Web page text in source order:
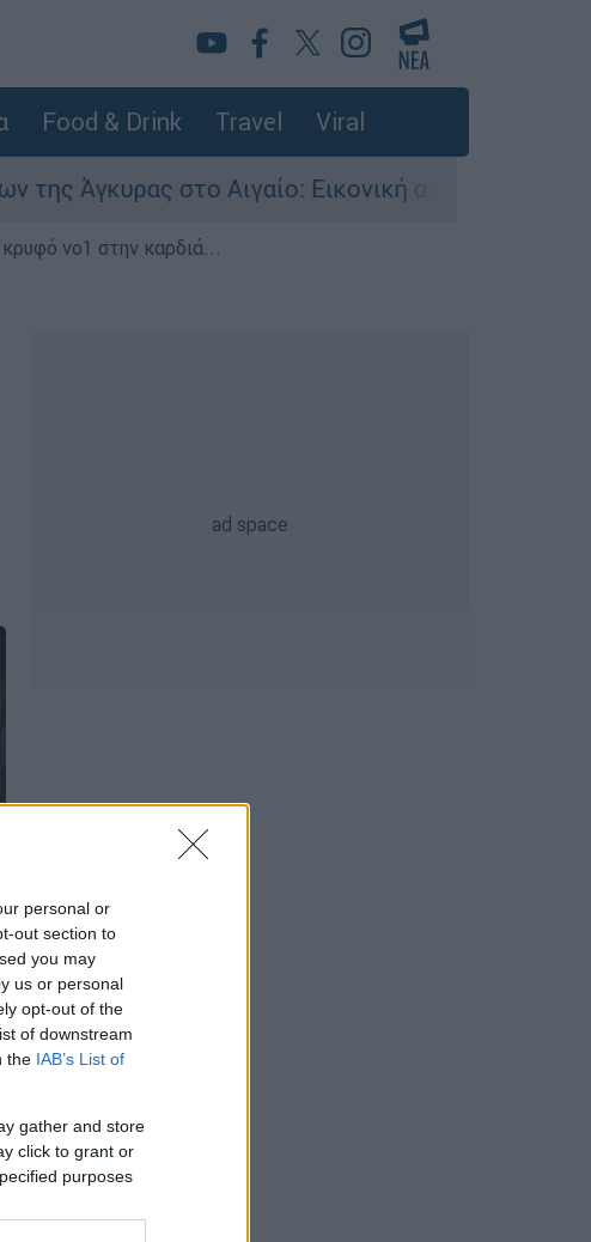
personal or
out section to
you may
us or personal
opt-out of the
of downstream
the IAB’s List of
gather and store
click to grant or
purposes
Food & Drink Travel Viral
στο Αιγαίο: Εικονική αερομαχία ανάμεσα σε
νο1 στην καρδιά...